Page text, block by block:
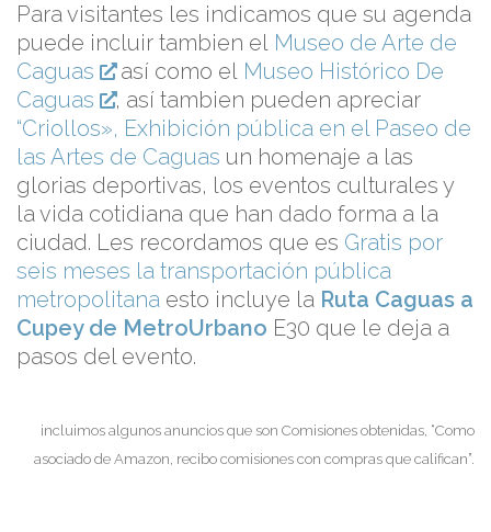
Para visitantes les indicamos que su agenda
puede incluir tambien el Museo de Arte de
Caguas
así como el Museo Histórico De
Caguas
, así tambien pueden apreciar
“Criollos», Exhibición pública en el Paseo de
las Artes de Caguas un homenaje a las
glorias deportivas, los eventos culturales y
la vida cotidiana que han dado forma a la
ciudad. Les recordamos que es Gratis por
seis meses la transportación pública
metropolitana esto incluye la Ruta Caguas a
Cupey de MetroUrbano E30 que le deja a
pasos del evento.
incluimos algunos anuncios que son Comisiones obtenidas, “Como
asociado de Amazon, recibo comisiones con compras que califican”.